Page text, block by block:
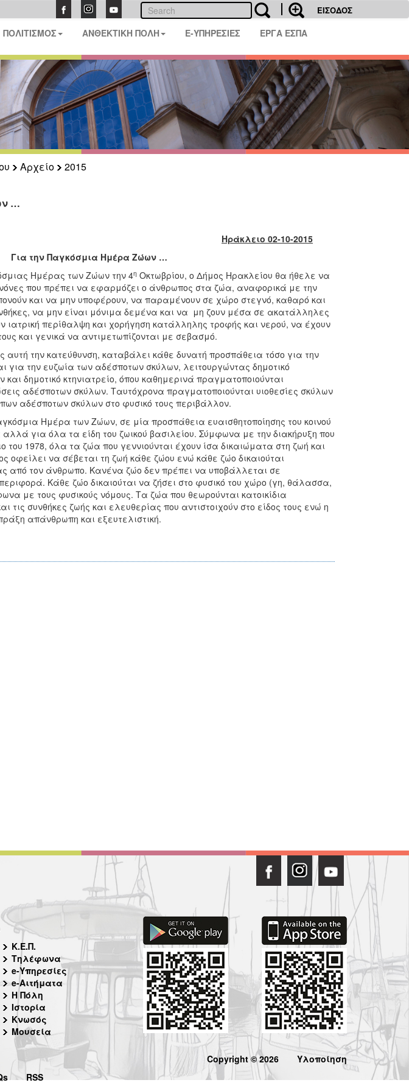
ΕΙΣΟΔΟΣ
ΠΟΛΙΤΙΣΜΟΣ ΑΝΘΕΚΤΙΚΗ ΠΟΛΗ E-ΥΠΗΡΕΣΙΕΣ ΕΡΓΑ ΕΣΠΑ
Αρχείο
2015
…
Ηράκλειο 02-10-2015
Για την Παγκόσμια Ημέρα Ζώων …
Ημέρας των Ζώων την 4η Οκτωβρίου, ο Δήμος Ηρακλείου θα ήθελε να
που πρέπει να εφαρμόζει ο άνθρωπος στα ζώα, αναφορικά με την
και να μην υποφέρουν, να παραμένουν σε χώρο στεγνό, καθαρό και
να μην είναι μόνιμα δεμένα και να μη ζουν μέσα σε ακατάλληλες
περίθαλψη και χορήγηση κατάλληλης τροφής και νερού, να έχουν
και γενικά να αντιμετωπίζονται με σεβασμό.
αυτή την κατεύθυνση, καταβάλει κάθε δυνατή προσπάθεια τόσο για την
για την ευζωία των αδέσποτων σκύλων, λειτουργώντας δημοτικό
και δημοτικό κτηνιατρείο, όπου καθημερινά πραγματοποιούνται
αδέσποτων σκύλων. Ταυτόχρονα πραγματοποιούνται υιοθεσίες σκύλων
αδέσποτων σκύλων στο φυσικό τους περιβάλλον.
Ημέρα των Ζώων, σε μία προσπάθεια ευαισθητοποίησης του κοινού
για όλα τα είδη του ζωικού βασιλείου. Σύμφωνα με την διακήρυξη που
του 1978, όλα τα ζώα που γεννιούνται έχουν ίσα δικαιώματα στη ζωή και
οφείλει να σέβεται τη ζωή κάθε ζώου ενώ κάθε ζώο δικαιούται
από τον άνθρωπο. Κανένα ζώο δεν πρέπει να υποβάλλεται σε
Κάθε ζώο δικαιούται να ζήσει στο φυσικό του χώρο (γη, θάλασσα,
με τους φυσικούς νόμους. Τα ζώα που θεωρούνται κατοικίδια
τις συνθήκες ζωής και ελευθερίας που αντιστοιχούν στο είδος τους ενώ η
απάνθρωπη και εξευτελιστική.
Κ.Ε.Π.
Τηλέφωνα
e-Υπηρεσίες
e-Αιτήματα
Η Πόλη
Ιστορία
Κνωσός
Μουσεία
RSS
Copyright © 2026 Υλοποίηση